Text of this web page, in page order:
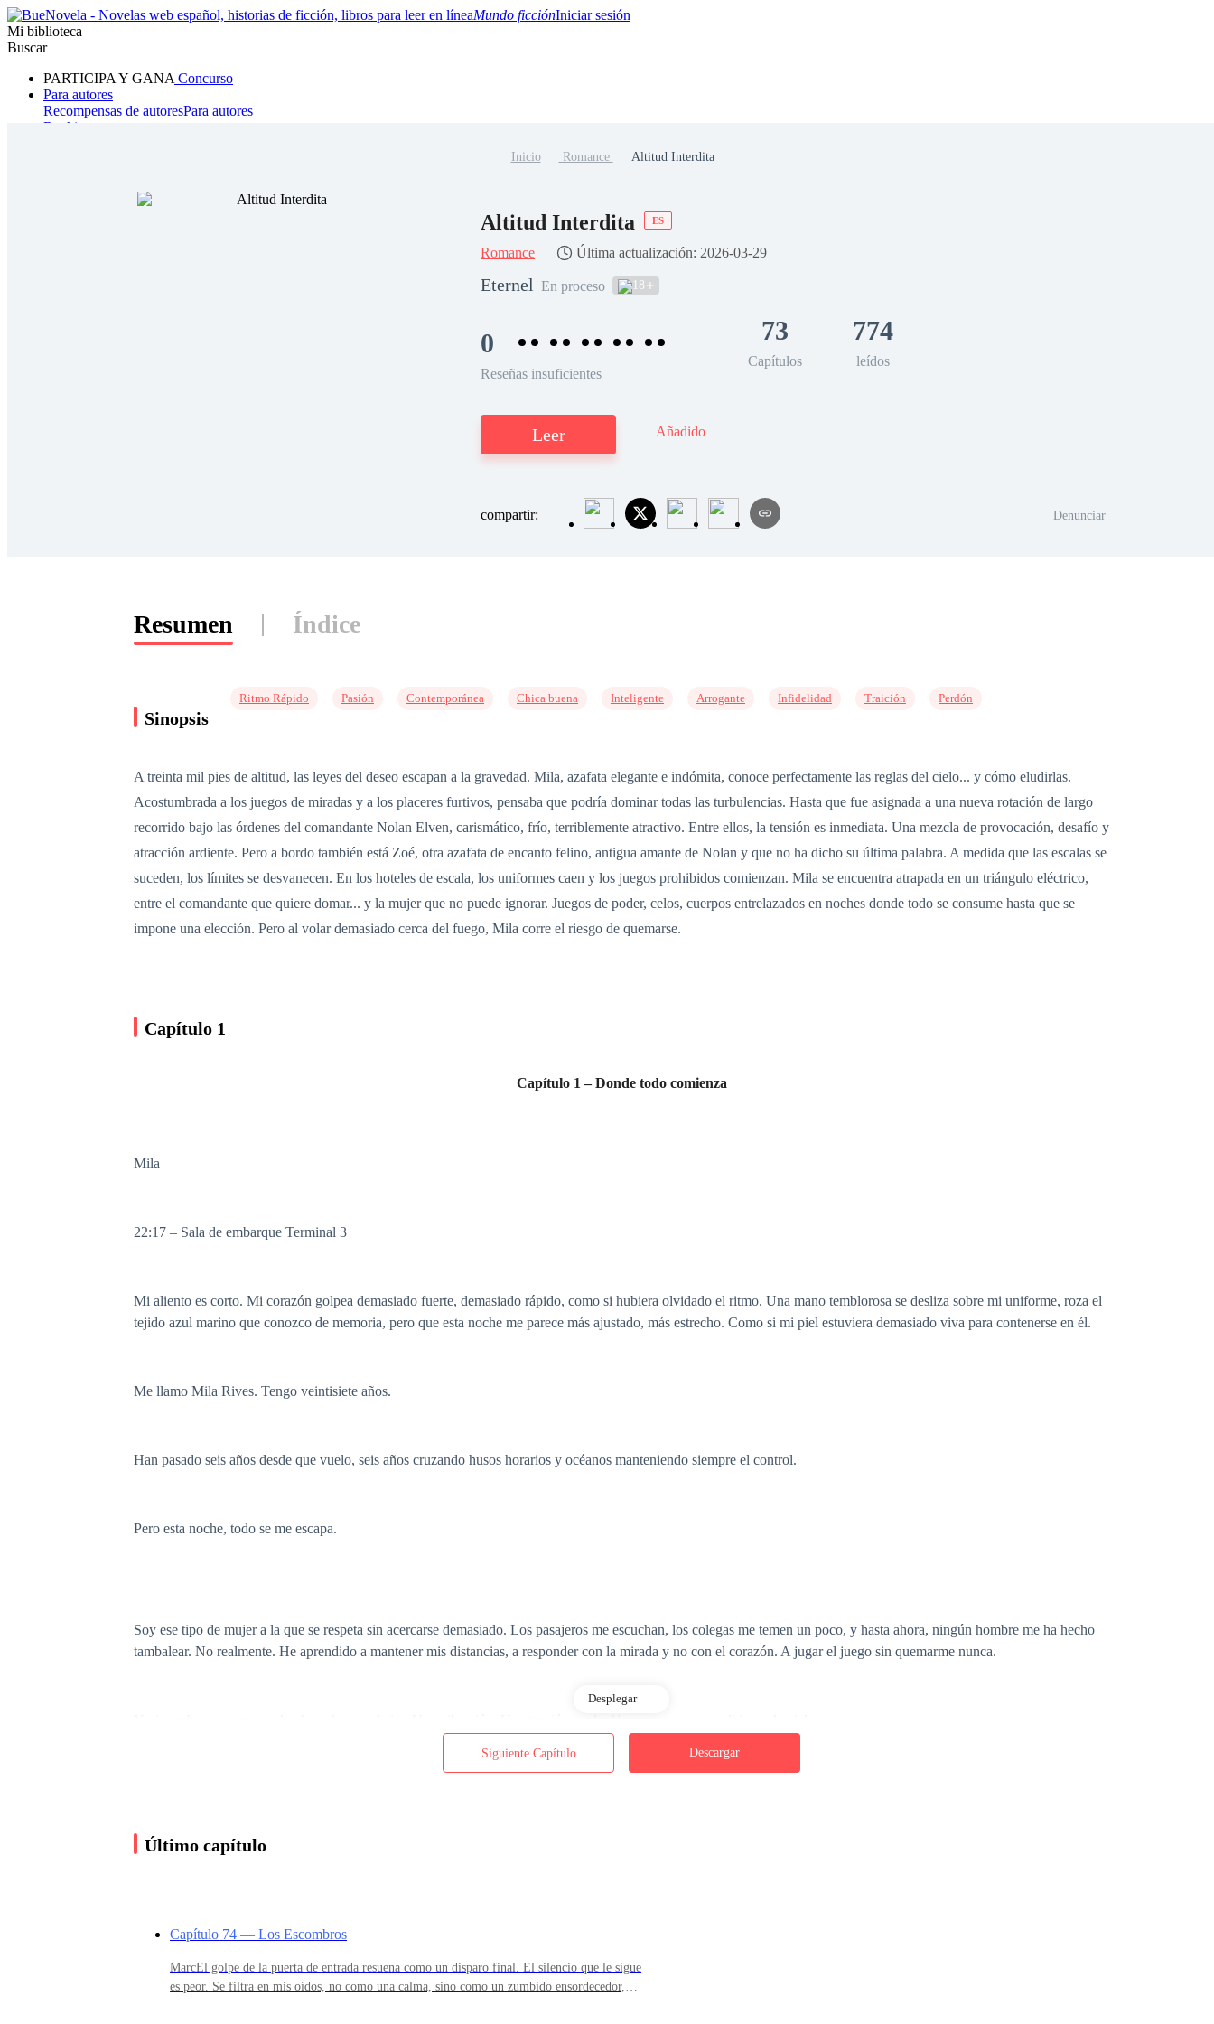
Mundo ficciónIniciar sesión
Mi biblioteca
Buscar
PARTICIPA Y GANA Concurso
Para autores
Recompensas de autoresPara autores
Ranking
Hombre lobo Mafia Sistema Fantasía
Inicio Romance Altitud Interdita
Altitud Interdita ES
Romance Última actualización: 2026-03-29
Eternel En proceso 18
0
Reseñas insuficientes
73
Capítulos
774
leídos
Leer Añadido
compartir: Denunciar
Resumen Índice
Sinopsis
Ritmo Rápido Pasión Contemporánea Chica buena Inteligente Arrogante Infidelidad Traición Perdón
A treinta mil pies de altitud, las leyes del deseo escapan a la gravedad. Mila, azafata elegante e indómita, conoce perfectamente las reglas del cielo... y cómo eludirlas.
Acostumbrada a los juegos de miradas y a los placeres furtivos, pensaba que podría dominar todas las turbulencias. Hasta que fue asignada a una nueva rotación de largo
recorrido bajo las órdenes del comandante Nolan Elven, carismático, frío, terriblemente atractivo. Entre ellos, la tensión es inmediata. Una mezcla de provocación, desafío y
atracción ardiente. Pero a bordo también está Zoé, otra azafata de encanto felino, antigua amante de Nolan y que no ha dicho su última palabra. A medida que las escalas se
suceden, los límites se desvanecen. En los hoteles de escala, los uniformes caen y los juegos prohibidos comienzan. Mila se encuentra atrapada en un triángulo eléctrico,
entre el comandante que quiere domar... y la mujer que no puede ignorar. Juegos de poder, celos, cuerpos entrelazados en noches donde todo se consume hasta que se
impone una elección. Pero al volar demasiado cerca del fuego, Mila corre el riesgo de quemarse.
Capítulo 1
Capítulo 1 – Donde todo comienza
Mila
22:17 – Sala de embarque Terminal 3
Mi aliento es corto. Mi corazón golpea demasiado fuerte, demasiado rápido, como si hubiera olvidado el ritmo. Una mano temblorosa se desliza sobre mi uniforme, roza el
tejido azul marino que conozco de memoria, pero que esta noche me parece más ajustado, más estrecho. Como si mi piel estuviera demasiado viva para contenerse en él.
Me llamo Mila Rives. Tengo veintisiete años.
Han pasado seis años desde que vuelo, seis años cruzando husos horarios y océanos manteniendo siempre el control.
Pero esta noche, todo se me escapa.
Soy ese tipo de mujer a la que se respeta sin acercarse demasiado. Los pasajeros me escuchan, los colegas me temen un poco, y hasta ahora, ningún hombre me ha hecho
tambalear. No realmente. He aprendido a mantener mis distancias, a responder con la mirada y no con el corazón. A jugar el juego sin quemarme nunca.
Y, sin embargo... esta noche, hay algo en el aire. Una vibración. Una tensión sorda. Una espera que se adhiere a la piel.
El nuevo comandante de a bordo. Nolan Elven.
Su nombre se ha convertido en un murmullo en la boca de todas las azafatas. Un hombre imposible. Demasiado limpio, demasiado perfecto, demasiado... indescifrable.
Desplegar
Siguiente Capítulo Descargar
Último capítulo
Capítulo 74 — Los Escombros
MarcEl golpe de la puerta de entrada resuena como un disparo final. El silencio que le sigue
es peor. Se filtra en mis oídos, no como una calma, sino como un zumbido ensordecedor,